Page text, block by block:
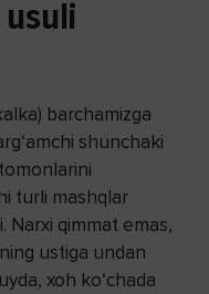
usuli
barchamizga
shunchaki
turli mashqlar
Narxi qimmat emas,
ustiga undan
xoh ko‘chada